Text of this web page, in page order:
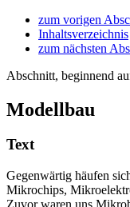
zum vorigen
Inhaltsverzeichnis
zum nächsten
Abschnitt, beginnend
Modellbau
Text
Gegenwärtig häufen
Mikrochips,